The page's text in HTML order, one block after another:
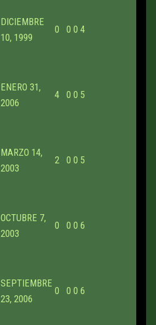
DICIEMBRE
10, 1999
0 0 0 4
ENERO 31,
2006
4 0 0 5
MARZO 14,
2003
2 0 0 5
OCTUBRE 7,
2003
0 0 0 6
SEPTIEMBRE
23, 2006
0 0 0 6